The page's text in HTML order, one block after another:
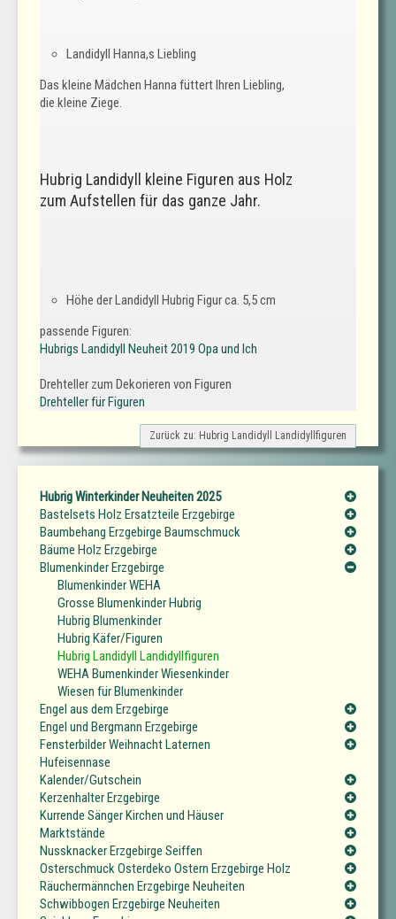
Landidyll Hanna,s Liebling
Das kleine Mädchen Hanna füttert Ihren Liebling,
die kleine Ziege.
Hubrig Landidyll kleine Figuren aus Holz
zum Aufstellen für das ganze Jahr.
Höhe der Landidyll Hubrig Figur ca. 5,5 cm
passende Figuren:
Hubrigs Landidyll Neuheit 2019 Opa und Ich
Drehteller zum Dekorieren von Figuren
Drehteller für Figuren
Zurück zu: Hubrig Landidyll Landidyllfiguren
Hubrig Winterkinder Neuheiten 2025
Bastelsets Holz Ersatzteile Erzgebirge
Baumbehang Erzgebirge Baumschmuck
Bäume Holz Erzgebirge
Blumenkinder Erzgebirge
Blumenkinder WEHA
Grosse Blumenkinder Hubrig
Hubrig Blumenkinder
Hubrig Käfer/Figuren
Hubrig Landidyll Landidyllfiguren
WEHA Bumenkinder Wiesenkinder
Wiesen für Blumenkinder
Engel aus dem Erzgebirge
Engel und Bergmann Erzgebirge
Fensterbilder Weihnacht Laternen
Hufeisennase
Kalender/Gutschein
Kerzenhalter Erzgebirge
Kurrende Sänger Kirchen und Häuser
Marktstände
Nussknacker Erzgebirge Seiffen
Osterschmuck Osterdeko Ostern Erzgebirge Holz
Räuchermännchen Erzgebirge Neuheiten
Schwibbogen Erzgebirge Neuheiten